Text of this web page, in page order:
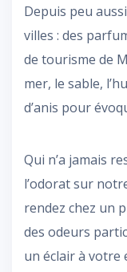
Depuis peu
villes : des
de tourisme de
mer, le sable,
d’anis pour
Qui n’a jamais
l’odorat sur
rendez chez un
des odeurs
un éclair à votre